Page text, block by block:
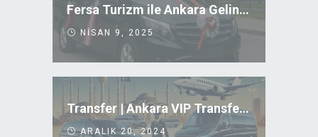
Fersa Turizm ile Ankara Gelin Arabası Kiralama
NISAN 9, 2025
Transfer | Ankara VIP Transfer Uygun Fiyatlar
ARALIK 20, 2024